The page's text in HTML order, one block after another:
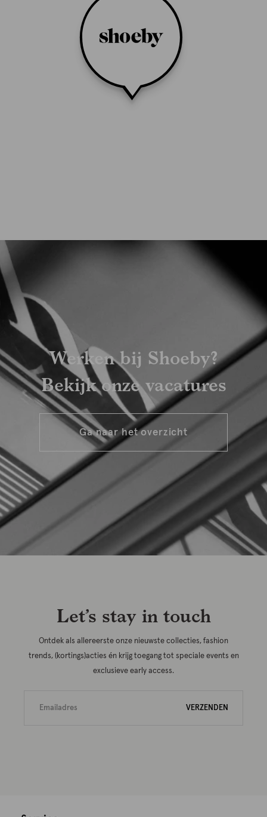
Werken bij Shoeby?
Bekijk onze vacatures
Ga naar het overzicht
Let’s stay in touch
Ontdek als allereerste onze nieuwste collecties, fashion
trends, (kortings)acties én krijg toegang tot speciale events en
exclusieve early access.
VERZENDEN